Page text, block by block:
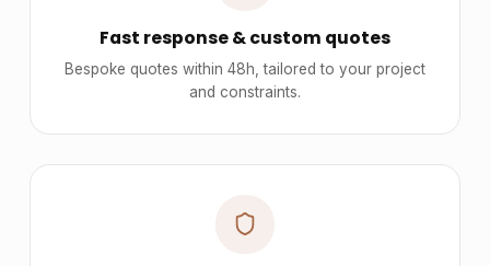
Fast response & custom quotes
Bespoke quotes within 48h, tailored to your project
and constraints.